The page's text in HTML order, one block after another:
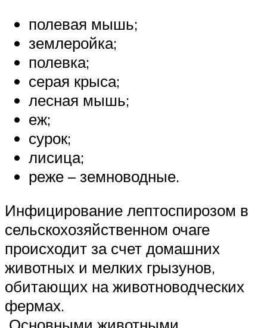
полевая мышь;
землеройка;
полевка;
серая крыса;
лесная мышь;
еж;
сурок;
лисица;
реже – земноводные.
Инфицирование лептоспирозом в
сельскохозяйственном очаге
происходит за счет домашних
животных и мелких грызунов,
обитающих на животноводческих
фермах.